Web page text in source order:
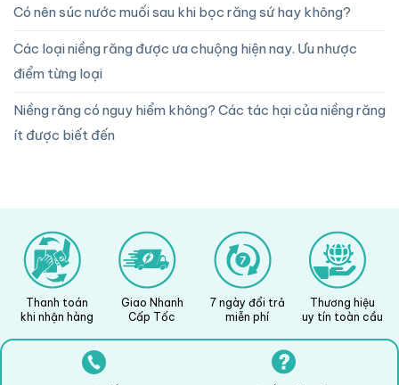
Có nên súc nước muối sau khi bọc răng sứ hay không?
Các loại niềng răng được ưa chuộng hiện nay. Ưu nhược
điểm từng loại
Niềng răng có nguy hiểm không? Các tác hại của niềng răng
ít được biết đến
Thanh toán
khi nhận hàng
Giao Nhanh
Cấp Tốc
7 ngày đổi trả
miễn phí
Thương hiệu
uy tín toàn cầu